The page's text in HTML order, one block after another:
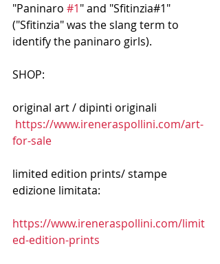
"Paninaro #1" and "Sfitinzia#1"
("Sfitinzia" was the slang term to
identify the paninaro girls).
SHOP:
original art / dipinti originali
https://www.ireneraspollini.com/art-
for-sale
limited edition prints/ stampe
edizione limitata:
https://www.ireneraspollini.com/limit
ed-edition-prints